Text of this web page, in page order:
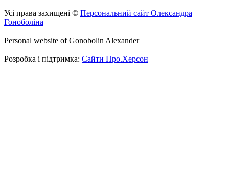
Усі права захищені © Персональний сайт Олександра
Гоноболіна
Personal website of Gonobolin Alexander
Розробка і підтримка: Сайти Про.Херсон